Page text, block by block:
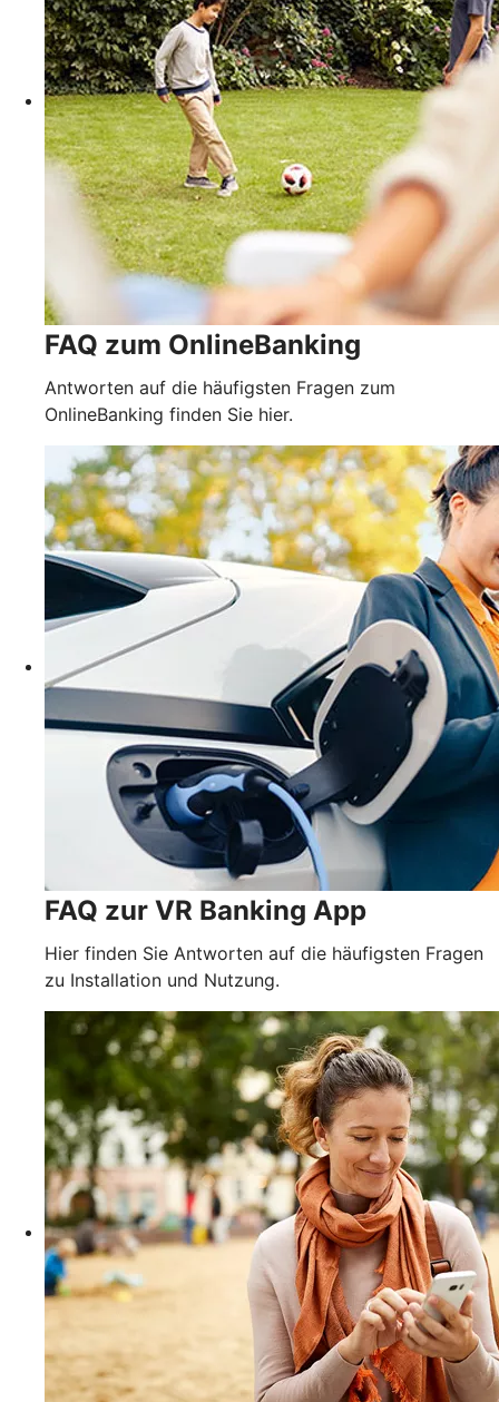
FAQ zum OnlineBanking
Antworten auf die häufigsten Fragen zum
OnlineBanking finden Sie hier.
FAQ zur VR Banking App
Hier finden Sie Antworten auf die häufigsten Fragen
zu Installation und Nutzung.